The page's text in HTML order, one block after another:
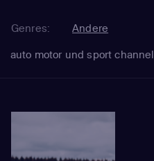
Genres:
Andere
auto motor und sport channel